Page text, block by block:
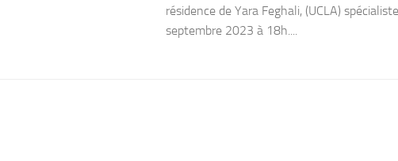
résidence de Yara Feghali, (UCLA)
septembre 2023 à 18h....